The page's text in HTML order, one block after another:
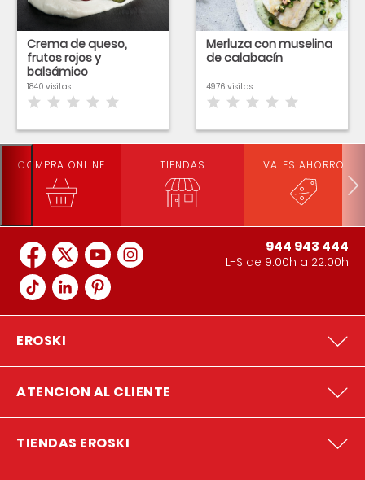
Crema de queso,
frutos rojos y
balsámico
1840 visitas
Merluza con muselina
de calabacín
4976 visitas
COMPRA ONLINE TIENDAS VALES AHORRO
944 943 444
L-S de 9:00h a 22:00h
EROSKI
ATENCION AL CLIENTE
TIENDAS EROSKI